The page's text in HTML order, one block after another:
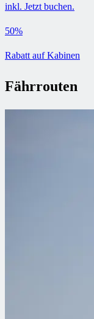
inkl. Jetzt buchen.
50%
Rabatt auf Kabinen
Fährrouten